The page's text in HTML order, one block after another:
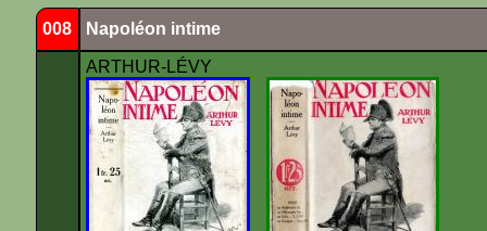
008 Napoléon intime
ARTHUR-LÉVY